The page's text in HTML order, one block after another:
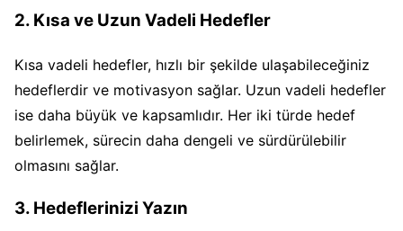
2. Kısa ve Uzun Vadeli Hedefler
Kısa vadeli hedefler, hızlı bir şekilde ulaşabileceğiniz
hedeflerdir ve motivasyon sağlar. Uzun vadeli hedefler
ise daha büyük ve kapsamlıdır. Her iki türde hedef
belirlemek, sürecin daha dengeli ve sürdürülebilir
olmasını sağlar.
3. Hedeflerinizi Yazın